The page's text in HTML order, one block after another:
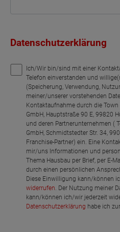
Datenschutzerklärung
Ich/Wir bin/sind mit einer
Telefon einverstanden und
(Speicherung, Verwendung,
meiner/unserer vorstehenden
Kontaktaufnahme durch die
GmbH, Hauptstraße 90 E, 99820
und deren Partnerunternehmen (
GmbH, Schmidtstedter Str. 34,
Franchise-Partner) ein. Eine
mir/uns Informationen und
Thema Hausbau per Brief, per E-
durch einen persönlichen
Diese Einwilligung kann/können
widerrufen. Der Nutzung meiner
kann/können ich/wir jederzeit
Datenschutzerklärung habe ich